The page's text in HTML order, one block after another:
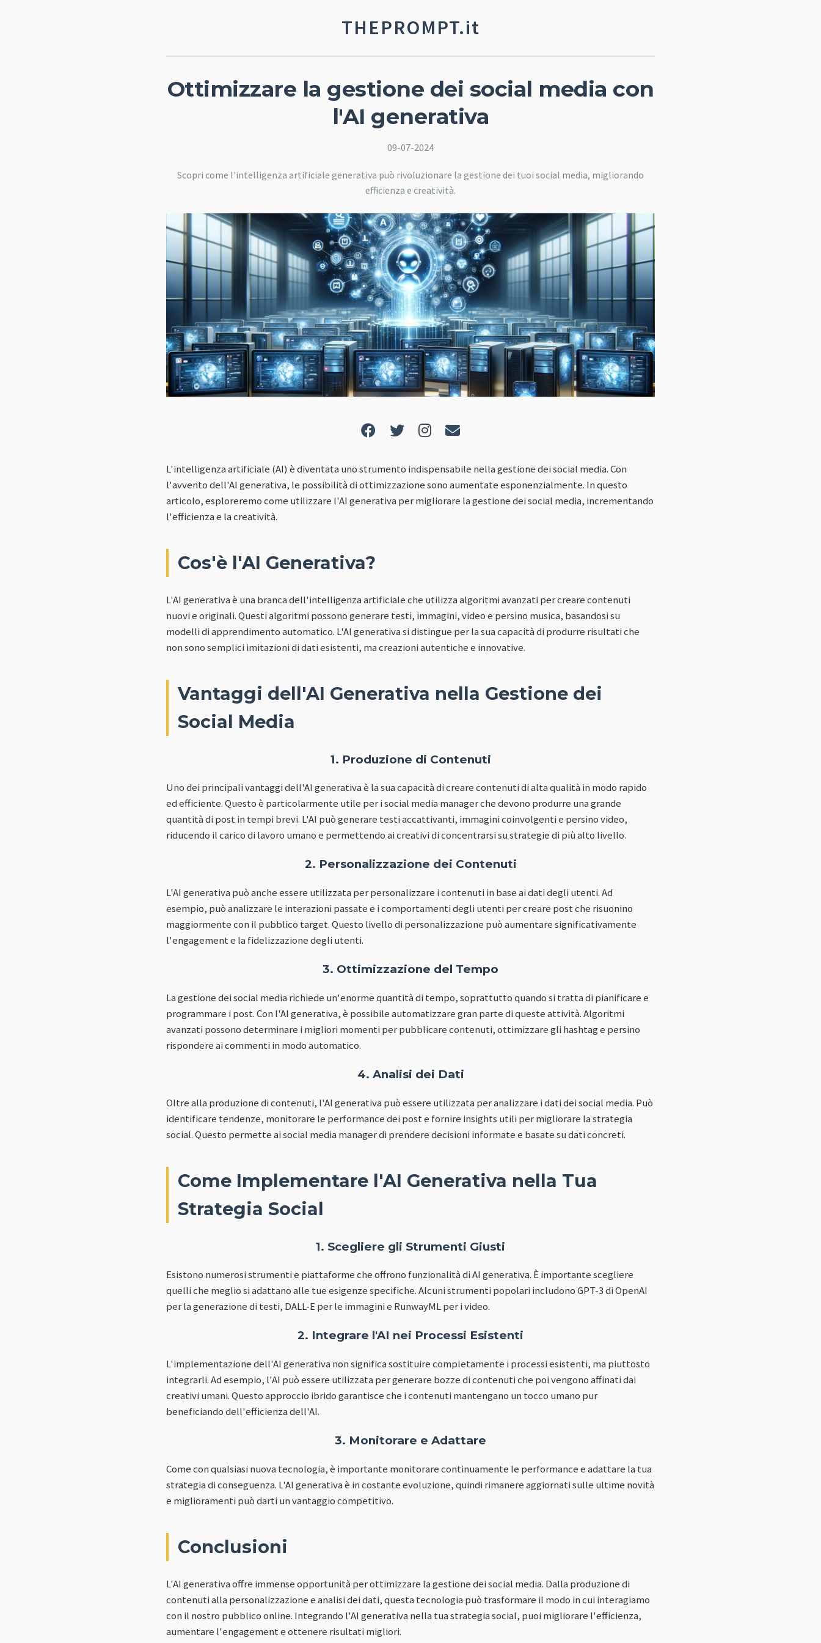
THEPROMPT.it
Ottimizzare la gestione dei social media con
l'AI generativa
09-07-2024
Scopri come l'intelligenza artificiale generativa può rivoluzionare la gestione dei tuoi social media, migliorando
efficienza e creatività.
L'intelligenza artificiale (AI) è diventata uno strumento indispensabile nella gestione dei social media. Con
l'avvento dell'AI generativa, le possibilità di ottimizzazione sono aumentate esponenzialmente. In questo
articolo, esploreremo come utilizzare l'AI generativa per migliorare la gestione dei social media, incrementando
l'efficienza e la creatività.
Cos'è l'AI Generativa?
L'AI generativa è una branca dell'intelligenza artificiale che utilizza algoritmi avanzati per creare contenuti
nuovi e originali. Questi algoritmi possono generare testi, immagini, video e persino musica, basandosi su
modelli di apprendimento automatico. L'AI generativa si distingue per la sua capacità di produrre risultati che
non sono semplici imitazioni di dati esistenti, ma creazioni autentiche e innovative.
Vantaggi dell'AI Generativa nella Gestione dei
Social Media
1. Produzione di Contenuti
Uno dei principali vantaggi dell'AI generativa è la sua capacità di creare contenuti di alta qualità in modo rapido
ed efficiente. Questo è particolarmente utile per i social media manager che devono produrre una grande
quantità di post in tempi brevi. L'AI può generare testi accattivanti, immagini coinvolgenti e persino video,
riducendo il carico di lavoro umano e permettendo ai creativi di concentrarsi su strategie di più alto livello.
2. Personalizzazione dei Contenuti
L'AI generativa può anche essere utilizzata per personalizzare i contenuti in base ai dati degli utenti. Ad
esempio, può analizzare le interazioni passate e i comportamenti degli utenti per creare post che risuonino
maggiormente con il pubblico target. Questo livello di personalizzazione può aumentare significativamente
l'engagement e la fidelizzazione degli utenti.
3. Ottimizzazione del Tempo
La gestione dei social media richiede un'enorme quantità di tempo, soprattutto quando si tratta di pianificare e
programmare i post. Con l'AI generativa, è possibile automatizzare gran parte di queste attività. Algoritmi
avanzati possono determinare i migliori momenti per pubblicare contenuti, ottimizzare gli hashtag e persino
rispondere ai commenti in modo automatico.
4. Analisi dei Dati
Oltre alla produzione di contenuti, l'AI generativa può essere utilizzata per analizzare i dati dei social media. Può
identificare tendenze, monitorare le performance dei post e fornire insights utili per migliorare la strategia
social. Questo permette ai social media manager di prendere decisioni informate e basate su dati concreti.
Come Implementare l'AI Generativa nella Tua
Strategia Social
1. Scegliere gli Strumenti Giusti
Esistono numerosi strumenti e piattaforme che offrono funzionalità di AI generativa. È importante scegliere
quelli che meglio si adattano alle tue esigenze specifiche. Alcuni strumenti popolari includono GPT-3 di OpenAI
per la generazione di testi, DALL-E per le immagini e RunwayML per i video.
2. Integrare l'AI nei Processi Esistenti
L'implementazione dell'AI generativa non significa sostituire completamente i processi esistenti, ma piuttosto
integrarli. Ad esempio, l'AI può essere utilizzata per generare bozze di contenuti che poi vengono affinati dai
creativi umani. Questo approccio ibrido garantisce che i contenuti mantengano un tocco umano pur
beneficiando dell'efficienza dell'AI.
3. Monitorare e Adattare
Come con qualsiasi nuova tecnologia, è importante monitorare continuamente le performance e adattare la tua
strategia di conseguenza. L'AI generativa è in costante evoluzione, quindi rimanere aggiornati sulle ultime novità
e miglioramenti può darti un vantaggio competitivo.
Conclusioni
L'AI generativa offre immense opportunità per ottimizzare la gestione dei social media. Dalla produzione di
contenuti alla personalizzazione e analisi dei dati, questa tecnologia può trasformare il modo in cui interagiamo
con il nostro pubblico online. Integrando l'AI generativa nella tua strategia social, puoi migliorare l'efficienza,
aumentare l'engagement e ottenere risultati migliori.